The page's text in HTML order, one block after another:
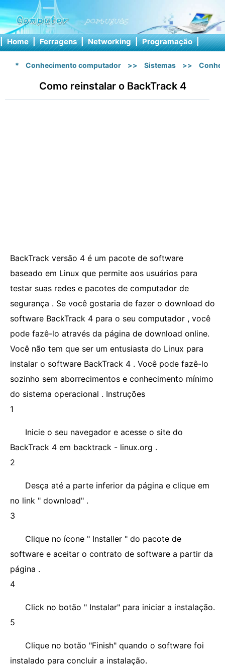
| Home | Ferragens | Networking | Programação |
* Conhecimento computador >> Sistemas >>
Como reinstalar o BackTrack 4
BackTrack versão 4 é um pacote de software
baseado em Linux que permite aos usuários para
testar suas redes e pacotes de computador de
segurança . Se você gostaria de fazer o download do
software BackTrack 4 para o seu computador , você
pode fazê-lo através da página de download online.
Você não tem que ser um entusiasta do Linux para
instalar o software BackTrack 4 . Você pode fazê-lo
sozinho sem aborrecimentos e conhecimento mínimo
do sistema operacional . Instruções
1
Inicie o seu navegador e acesse o site do
BackTrack 4 em backtrack - linux.org .
2
Desça até a parte inferior da página e clique em
no link " download" .
3
Clique no ícone " Installer " do pacote de
software e aceitar o contrato de software a partir da
página .
4
Click no botão " Instalar" para iniciar a instalação.
5
Clique no botão "Finish" quando o software foi
instalado para concluir a instalação.